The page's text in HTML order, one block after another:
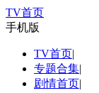
TV首页
手机版
TV首页|
专题合集|
剧情首页|